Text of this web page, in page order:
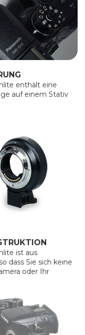
enthält eine
auf einem Stativ
ist aus
dass Sie sich keine
oder Ihr